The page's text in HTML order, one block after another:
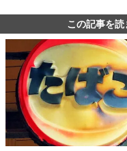
この記事を